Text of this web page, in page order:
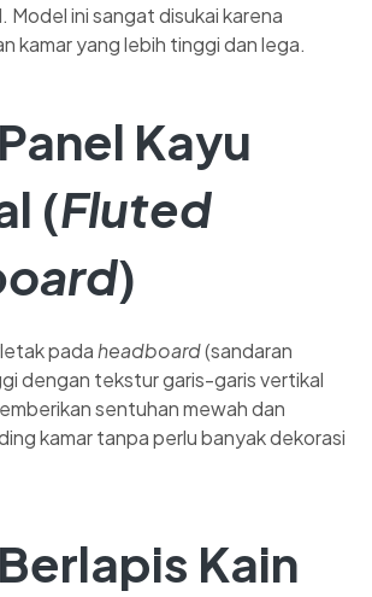
Model ini sangat disukai karena
kamar yang lebih tinggi dan lega.
Kayu
(Fluted
)
padaheadboard(sandaran
dengan tekstur garis-garis vertikal
sentuhan mewah dan
kamar tanpa perlu banyak dekorasi
Kain